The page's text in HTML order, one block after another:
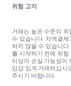
위험 고지
거래는 높은 수준의
수 있습니다. 차액결
하지 않을 수 있습니
를 시작하기 전에 위
이상의 손실 가능성이
임감 있게 거래하십시
주시기 바랍니다.